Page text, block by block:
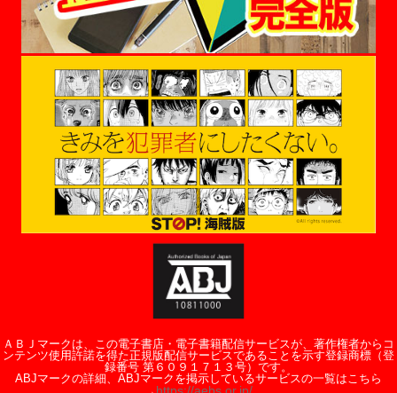
ＡＢＪマークは、この電子書店・電子書籍配信サービスが、著作権者からコ
ンテンツ使用許諾を得た正規版配信サービスであることを示す登録商標（登
録番号 第６０９１７１３号）です。
ABJマークの詳細、ABJマークを掲示しているサービスの一覧はこちら